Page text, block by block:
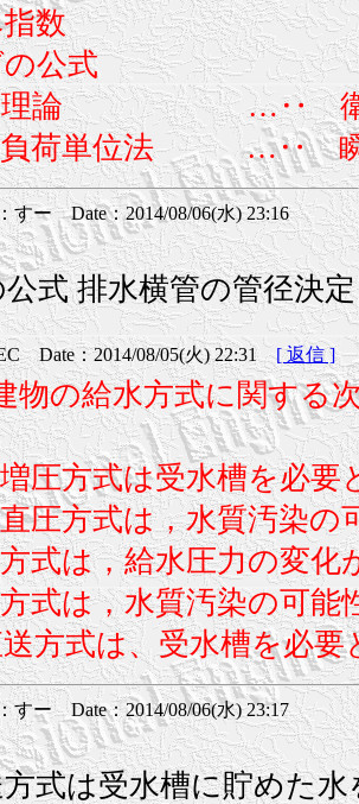
ベ指数 ガスの
の公式 広大な
理論 …‥ 衛生器
負荷単位法 …‥ 瞬時
ー Date：2014/08/06(水) 23:16
式 排水横管の管径決定
Date：2014/08/05(火) 22:31[ 返信 ]
の給水方式に関する
圧方式は受水槽を必要
圧方式は，水質汚染の
式は，給水圧力の変化
式は，水質汚染の可能
方式は、受水槽を必要
ー Date：2014/08/06(水) 23:17
式は受水槽に貯めた